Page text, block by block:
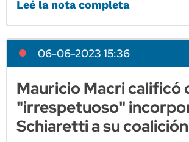
Leé la nota completa
06-06-2023 15:36
Mauricio Macri calificó
"irrespetuoso"
Schiaretti a su coalición